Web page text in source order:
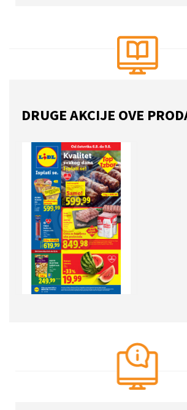
DRUGE AKCIJE OVE